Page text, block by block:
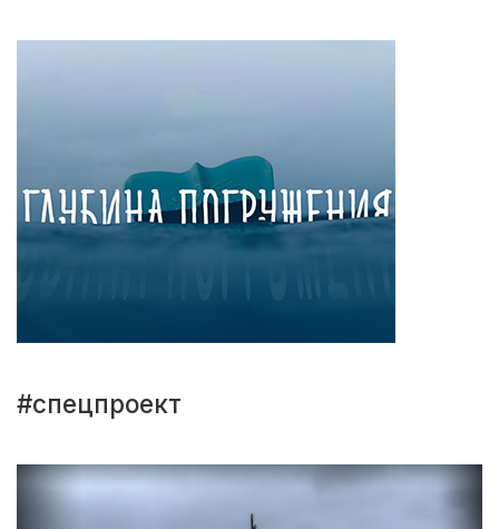
#спецпроект